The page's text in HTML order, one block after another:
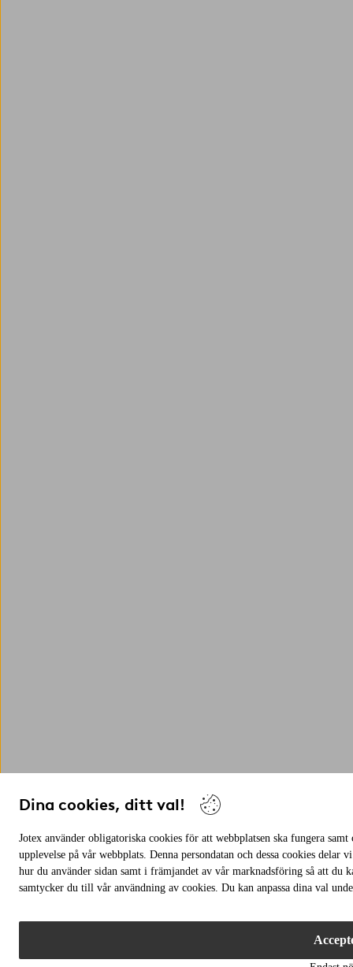
Dina cookies, ditt val!
Jotex använder obligatoriska cookies för att webbplatsen ska fungera
upplevelse på vår webbplats. Denna persondatan och dessa cookies
hur du använder sidan samt i främjandet av vår marknadsföring så att du
samtycker du till vår användning av cookies. Du kan anpassa dina val